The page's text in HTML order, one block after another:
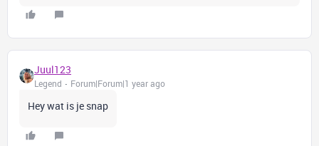
Juul123
Legend Forum|Forum|1 year ago
Hey wat is je snap